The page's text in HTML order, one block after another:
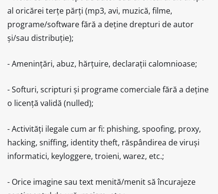
al oricărei terțe părți (mp3, avi, muzică, filme,
programe/software fără a deține drepturi de autor
și/sau distribuție);
- Amenințări, abuz, hărțuire, declarații calomnioase;
- Softuri, scripturi și programe comerciale fără a deține
o licență validă (nulled);
- Activități ilegale cum ar fi: phishing, spoofing, proxy,
hacking, sniffing, identity theft, răspândirea de viruși
informatici, keyloggere, troieni, warez, etc.;
- Orice imagine sau text menită/menit să încurajeze